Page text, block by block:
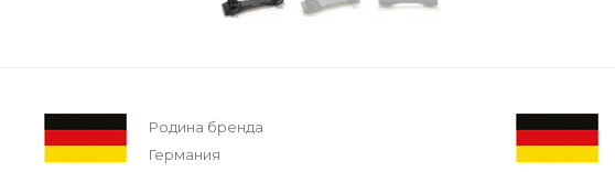
Родина бренда
Германия